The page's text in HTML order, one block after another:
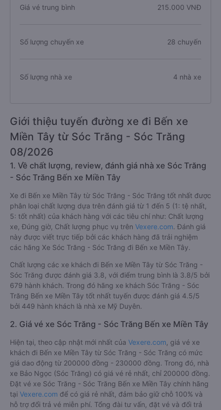
Giá vé trung bình 215.000 VNĐ
Số lượng chuyến xe 28 chuyến
Số lượng nhà xe 4 nhà xe
Giới thiệu tuyến đường xe đi Bến xe
Miền Tây từ Sóc Trăng - Sóc Trăng
08/2026
1. Về chất lượng, review, đánh giá nhà xe Sóc Trăng
- Sóc Trăng Bến xe Miền Tây
Xe đi Bến xe Miền Tây từ Sóc Trăng - Sóc Trăng tốt nhất được
phân loại chất lượng dựa trên đánh giá từ 1 đến 5 (1: tệ nhất,
5: tốt nhất) của khách hàng với các tiêu chí như: Chất lượng
xe, Đúng giờ, Chất lượng phục vụ trên Vexere.com. Đánh giá
này được viết trực tiếp bởi các khách hàng đã trải nghiệm
các hãng Xe Sóc Trăng - Sóc Trăng đi Bến xe Miền Tây.
Chất lượng các xe khách đi Bến xe Miền Tây từ Sóc Trăng -
Sóc Trăng được đánh giá 3.8, với điểm trung bình là 3.8/5 bởi
679 hành khách. Trong đó hãng xe khách Sóc Trăng - Sóc
Trăng Bến xe Miền Tây tốt nhất tuyến được đánh giá 4.5/5
bởi 449 hành khách là nhà xe Mỹ Duyên.
2. Giá vé xe Sóc Trăng - Sóc Trăng Bến xe Miền Tây
Hiện tại, theo cập nhật mới nhất của Vexere.com , giá vé xe
khách đi Bến xe Miền Tây từ Sóc Trăng - Sóc Trăng có mức
giá dao động từ 200000 đồng - 230000 đồng. Trong đó, nhà
xe Bảo Ngọc (Sóc Trăng) có giá vé rẻ nhất, chỉ 200000 đồng.
Đặt vé xe Sóc Trăng - Sóc Trăng Bến xe Miền Tây chính hãng
tại Vexere.com để có giá rẻ nhất, đảm bảo giữ chỗ 100% và
hỗ trợ đổi trả vé miễn phí. Tổng đài tư vấn, đặt vé và đổi trả